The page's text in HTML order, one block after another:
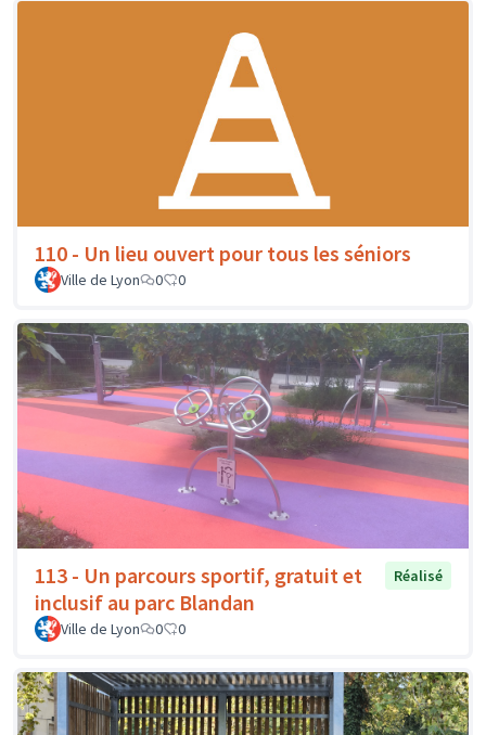
110 - Un lieu ouvert pour tous les séniors
Ville de Lyon 0 0
113 - Un parcours sportif, gratuit et
inclusif au parc Blandan
Réalisé
Ville de Lyon 0 0